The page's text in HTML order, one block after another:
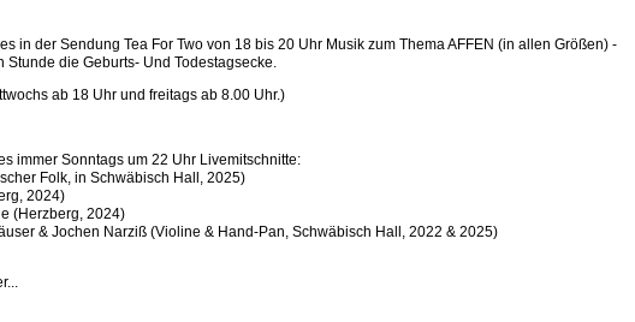
in der Sendung Tea For Two von 18 bis 20 Uhr Musik zum Thema AFFEN (in allen Größen) -
die Geburts- Und Todestagsecke.
ab 18 Uhr und freitags ab 8.00 Uhr.)
immer Sonntags um 22 Uhr Livemitschnitte:
Folk, in Schwäbisch Hall, 2025)
2024)
(Herzberg, 2024)
& Jochen Narziß (Violine & Hand-Pan, Schwäbisch Hall, 2022 & 2025)